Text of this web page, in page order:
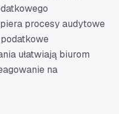
procesy audytowe
ułatwiają biurom
na